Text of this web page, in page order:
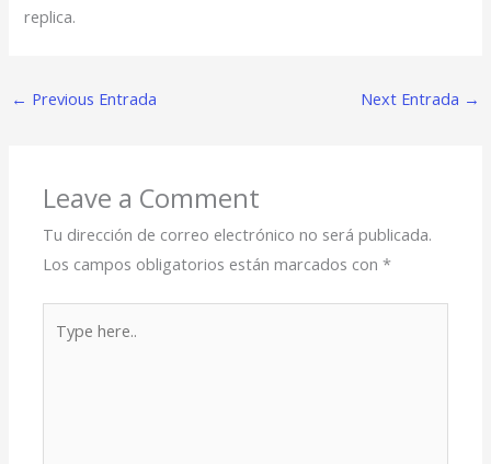
replica.
← Previous Entrada Next Entrada →
Leave a Comment
Tu dirección de correo electrónico no será publicada.
Los campos obligatorios están marcados con*
here..